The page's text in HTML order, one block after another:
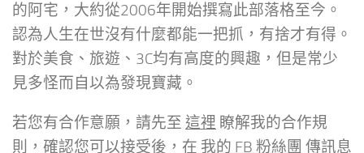
的阿宅，大約從2006年開始撰寫此部落格至今。
認為人生在世沒有什麼都能一把抓，有捨才有得。
對於美食、旅遊、3C均有高度的興趣，但是常少
見多怪而自以為發現寶藏。
若您有合作意願，請先至 這裡 瞭解我的合作規
則，確認您可以接受後，在 我的 FB 粉絲團 傳訊息